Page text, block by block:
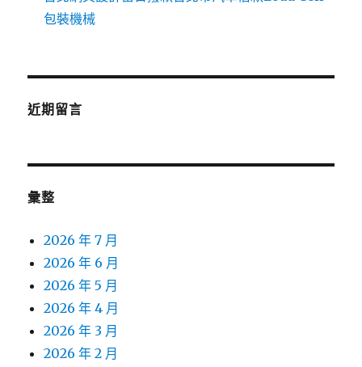
包裝機械
近期留言
彙整
2026 年 7 月
2026 年 6 月
2026 年 5 月
2026 年 4 月
2026 年 3 月
2026 年 2 月